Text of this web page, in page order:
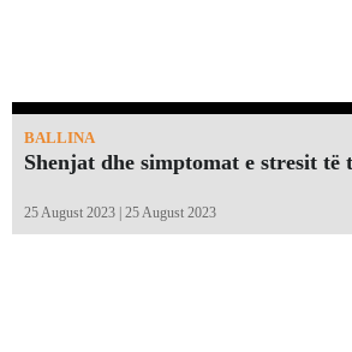
BALLINA
Shenjat dhe simptomat e stresit të
25 August 2023 | 25 August 2023